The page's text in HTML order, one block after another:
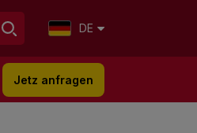
DE
Jetz anfragen